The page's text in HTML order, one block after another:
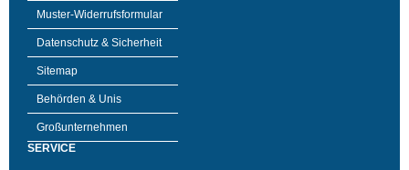
Muster-Widerrufsformular
Datenschutz & Sicherheit
Sitemap
Behörden & Unis
Großunternehmen
SERVICE